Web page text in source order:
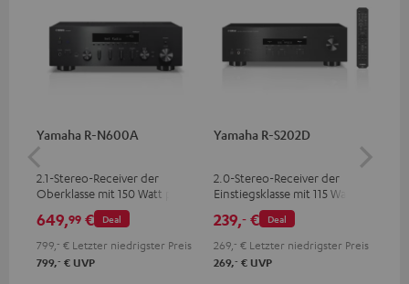
Yamaha R-N600A
2.1-Stereo-Receiver der
Oberklasse mit 150 Watt pro
Kanal an 4 Ohm (bei 1 kHz,
0.7 % THD) Deal
649,99 €
799, ‐ € Letzter niedrigster Preis
799,‐ € UVP
Yamaha R-S202D
2.0-Stereo-Receiver der
Einstiegsklasse mit 115 Watt
pro Kanal an 4 Ohm (bei 1
kHz, 0.7 % THD)
Deal
239,‐ €
269, ‐ € Letzter niedrigster Preis
269,‐ € UVP